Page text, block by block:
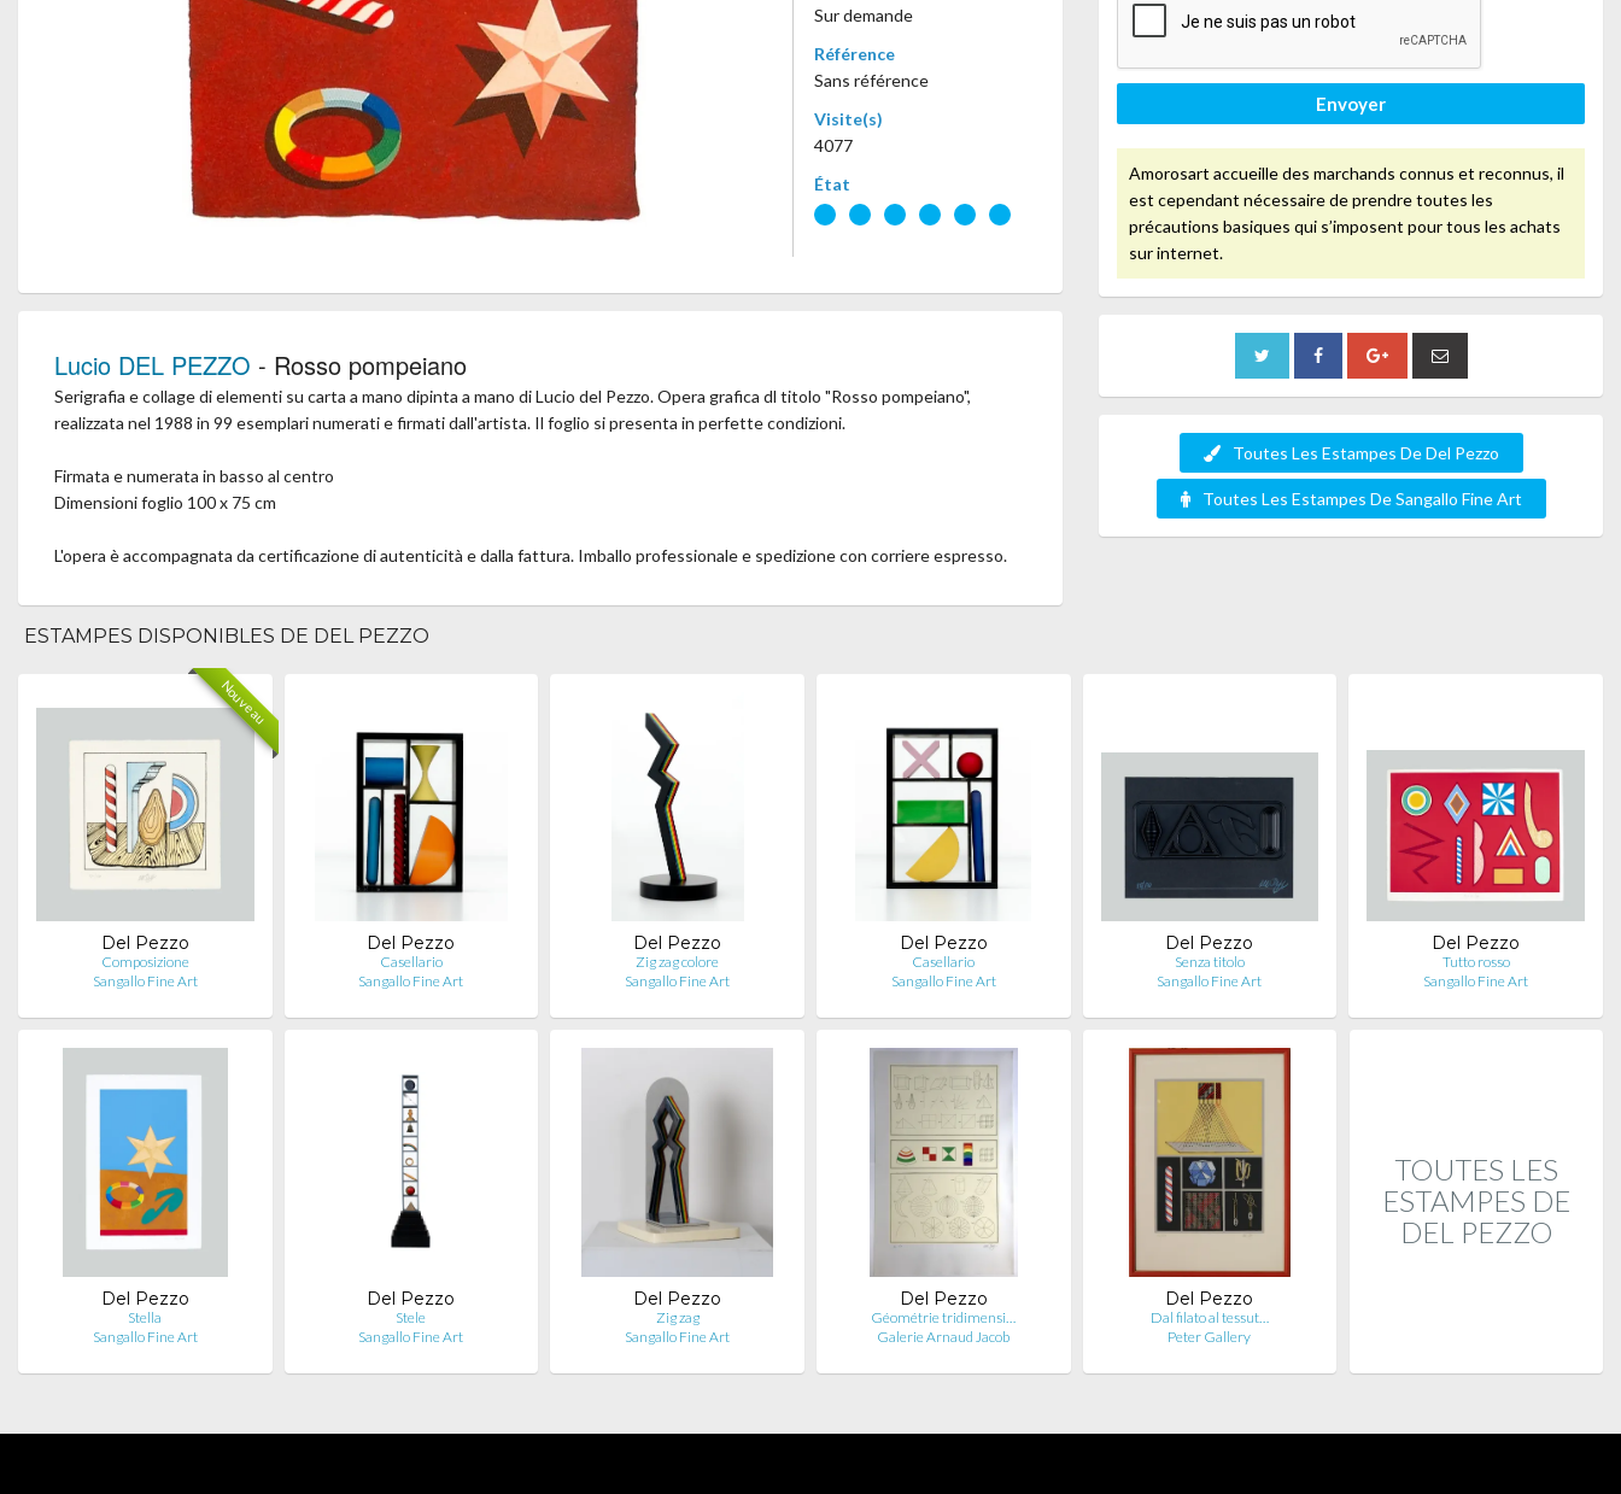
Sur demande
Référence
Sans référence
Visite(s)
4077
État
Lucio DEL PEZZO - Rosso pompeiano
Serigrafia e collage di elementi su carta a mano dipinta a mano di Lucio del Pezzo. Opera grafica dl titolo "Rosso pompeiano",
realizzata nel 1988 in 99 esemplari numerati e firmati dall'artista. Il foglio si presenta in perfette condizioni.
Firmata e numerata in basso al centro
Dimensioni foglio 100 x 75 cm
L'opera è accompagnata da certificazione di autenticità e dalla fattura. Imballo professionale e spedizione con corriere espresso.
Envoyer
Amorosart accueille des marchands connus et reconnus, il
est cependant nécessaire de prendre toutes les
précautions basiques qui s’imposent pour tous les achats
sur internet.
Toutes Les Estampes De Del Pezzo
Toutes Les Estampes De Sangallo Fine Art
ESTAMPES DISPONIBLES DE DEL PEZZO
Nouveau
Del Pezzo
Composizione
Sangallo Fine Art
Del Pezzo
Casellario
Sangallo Fine Art
Del Pezzo
Zig zag colore
Sangallo Fine Art
Del Pezzo
Casellario
Sangallo Fine Art
Del Pezzo
Senza titolo
Sangallo Fine Art
Del Pezzo
Tutto rosso
Sangallo Fine Art
Del Pezzo
Stella
Sangallo Fine Art
Del Pezzo
Stele
Sangallo Fine Art
Del Pezzo
Zig zag
Sangallo Fine Art
Del Pezzo
Géométrie tridimensi…
Galerie Arnaud Jacob
Del Pezzo
Dal filato al tessut…
Peter Gallery
TOUTES LES
ESTAMPES DE
DEL PEZZO